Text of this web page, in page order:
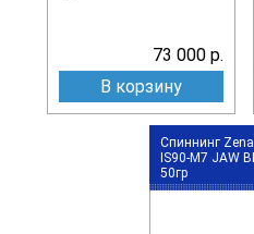
73 000 р.
В корзину
Спиннинг
IS90-M7 JAW
50гр